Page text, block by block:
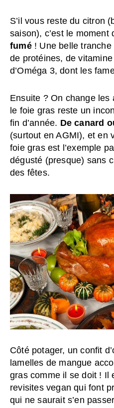
S’il vous reste du citron
saison), c’est le moment
fumé! Une belle tranche
de protéines, de
d’Oméga 3, dont les
Ensuite ? On change les
le foie gras reste un
fin d’année. De canard
(surtout en AGMI), et en
foie gras est l’exemple
dégusté (presque) sans
des fêtes.
Côté potager, un confit
lamelles de mangue
gras comme il se doit ! Il
revisites vegan qui font
qui ne saurait s’en